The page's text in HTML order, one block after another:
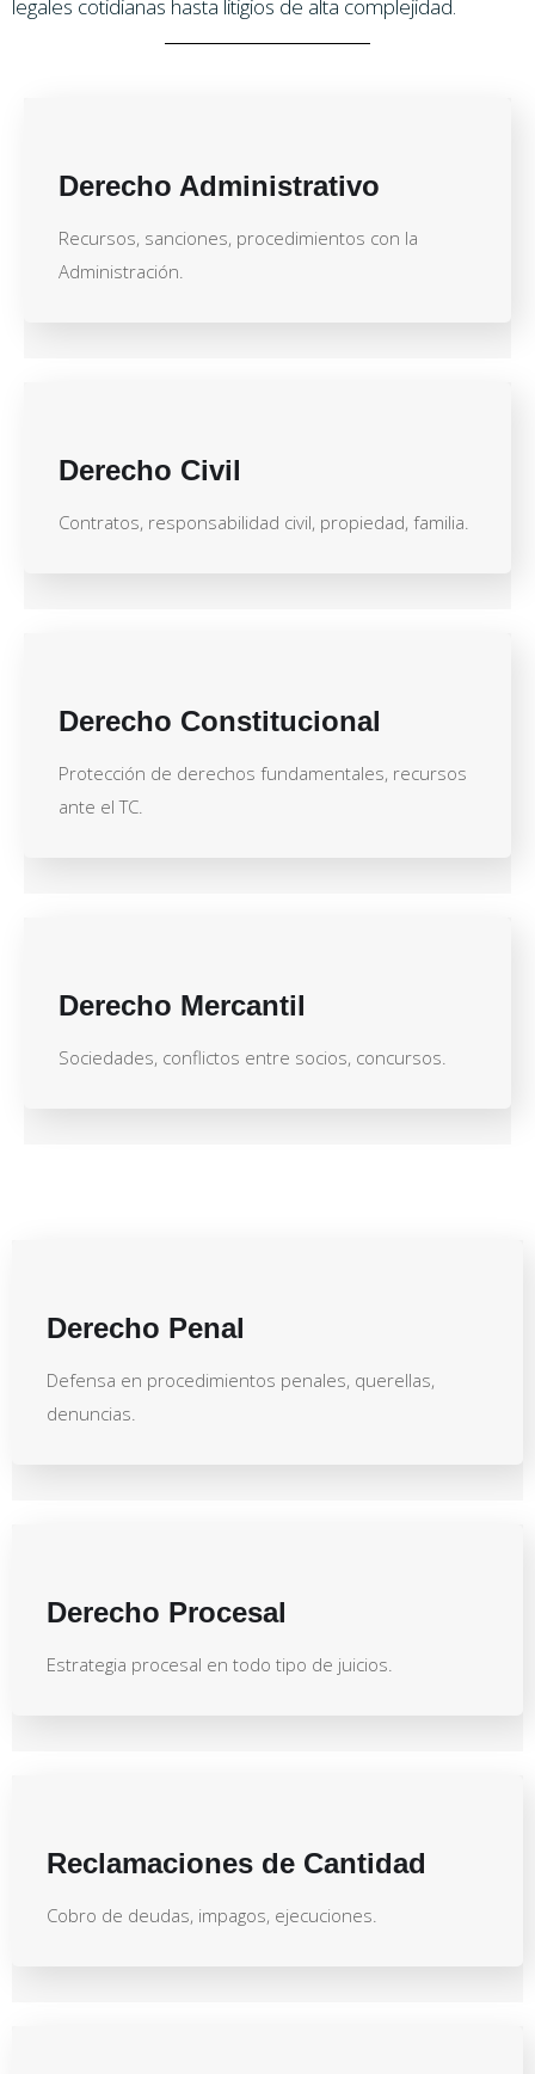
legales cotidianas hasta litigios de alta complejidad.
Derecho Administrativo
Recursos, sanciones, procedimientos con la
Administración.
Derecho Civil
Contratos, responsabilidad civil, propiedad, familia.
Derecho Constitucional
Protección de derechos fundamentales, recursos
ante el TC.
Derecho Mercantil
Sociedades, conflictos entre socios, concursos.
Derecho Penal
Defensa en procedimientos penales, querellas,
denuncias.
Derecho Procesal
Estrategia procesal en todo tipo de juicios.
Reclamaciones de Cantidad
Cobro de deudas, impagos, ejecuciones.